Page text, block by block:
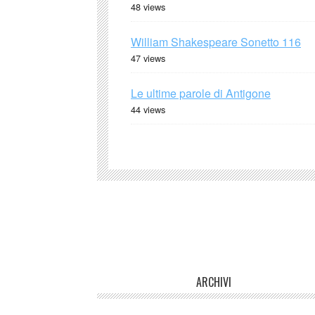
48 views
William Shakespeare Sonetto 116
47 views
Le ultime parole di Antigone
44 views
ARCHIVI